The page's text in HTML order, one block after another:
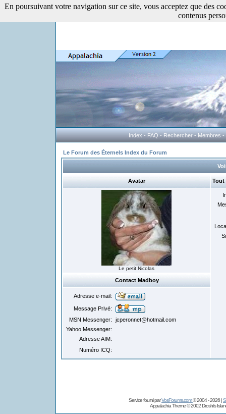
Index-FAQ-Rechercher-Membres-
Le Forum des Éternels Index du Forum
Avatar Tout
Le petit Nicolas
Contact Madboy
Adresse e-mail:
Message Privé:
MSN Messenger:
jcperonnet@hotmail.com
Yahoo Messenger:
Adresse AIM:
Numéro ICQ:
Service fourni parVosForums.com© 2004 - 2026 |
Appalachia Theme © 2002Droshi's
En poursuivant votre navigation sur ce site, vous acceptez que des
contenus